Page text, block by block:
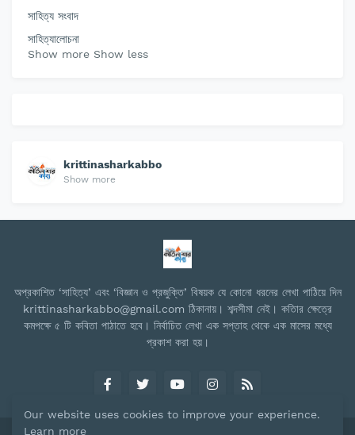
সাহিত্য সংবাদ
সাহিত্যালোচনা
Show more Show less
krittinasharkabbo
Show more
অপ্রকাশিত ‘সাহিত্য’ এবং ‘বিজ্ঞান ও প্রজুক্তি’ বিষয়ক যে কোনো ধরনের লেখা পাঠিয়ে দিন
krittinasharkabbo@gmail.com ঠিকানায়। শব্দসীমা নেই। কতিার ক্ষেত্রে
কমপক্ষে ৫ টি কবিতা পাঠাতে হবে। নির্বাচিত লেখা এক সপ্তাহ থেকে এক মাসের মধ্যে
প্রকাশ করা হয়।
Our website uses cookies to improve your experience.
Learn more